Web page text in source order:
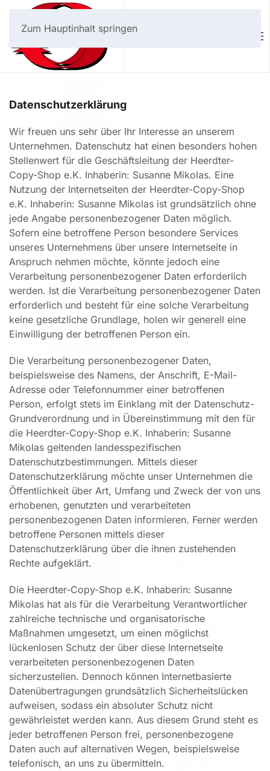
Zum Hauptinhalt springen
Datenschutzerklärung
Wir freuen uns sehr über Ihr Interesse an unserem
Unternehmen. Datenschutz hat einen besonders hohen
Stellenwert für die Geschäftsleitung der Heerdter-
Copy-Shop e.K. Inhaberin: Susanne Mikolas. Eine
Nutzung der Internetseiten der Heerdter-Copy-Shop
e.K. Inhaberin: Susanne Mikolas ist grundsätzlich ohne
jede Angabe personenbezogener Daten möglich.
Sofern eine betroffene Person besondere Services
unseres Unternehmens über unsere Internetseite in
Anspruch nehmen möchte, könnte jedoch eine
Verarbeitung personenbezogener Daten erforderlich
werden. Ist die Verarbeitung personenbezogener Daten
erforderlich und besteht für eine solche Verarbeitung
keine gesetzliche Grundlage, holen wir generell eine
Einwilligung der betroffenen Person ein.
Die Verarbeitung personenbezogener Daten,
beispielsweise des Namens, der Anschrift, E-Mail-
Adresse oder Telefonnummer einer betroffenen
Person, erfolgt stets im Einklang mit der Datenschutz-
Grundverordnung und in Übereinstimmung mit den für
die Heerdter-Copy-Shop e.K. Inhaberin: Susanne
Mikolas geltenden landesspezifischen
Datenschutzbestimmungen. Mittels dieser
Datenschutzerklärung möchte unser Unternehmen die
Öffentlichkeit über Art, Umfang und Zweck der von uns
erhobenen, genutzten und verarbeiteten
personenbezogenen Daten informieren. Ferner werden
betroffene Personen mittels dieser
Datenschutzerklärung über die ihnen zustehenden
Rechte aufgeklärt.
Die Heerdter-Copy-Shop e.K. Inhaberin: Susanne
Mikolas hat als für die Verarbeitung Verantwortlicher
zahlreiche technische und organisatorische
Maßnahmen umgesetzt, um einen möglichst
lückenlosen Schutz der über diese Internetseite
verarbeiteten personenbezogenen Daten
sicherzustellen. Dennoch können Internetbasierte
Datenübertragungen grundsätzlich Sicherheitslücken
aufweisen, sodass ein absoluter Schutz nicht
gewährleistet werden kann. Aus diesem Grund steht es
jeder betroffenen Person frei, personenbezogene
Daten auch auf alternativen Wegen, beispielsweise
telefonisch, an uns zu übermitteln.